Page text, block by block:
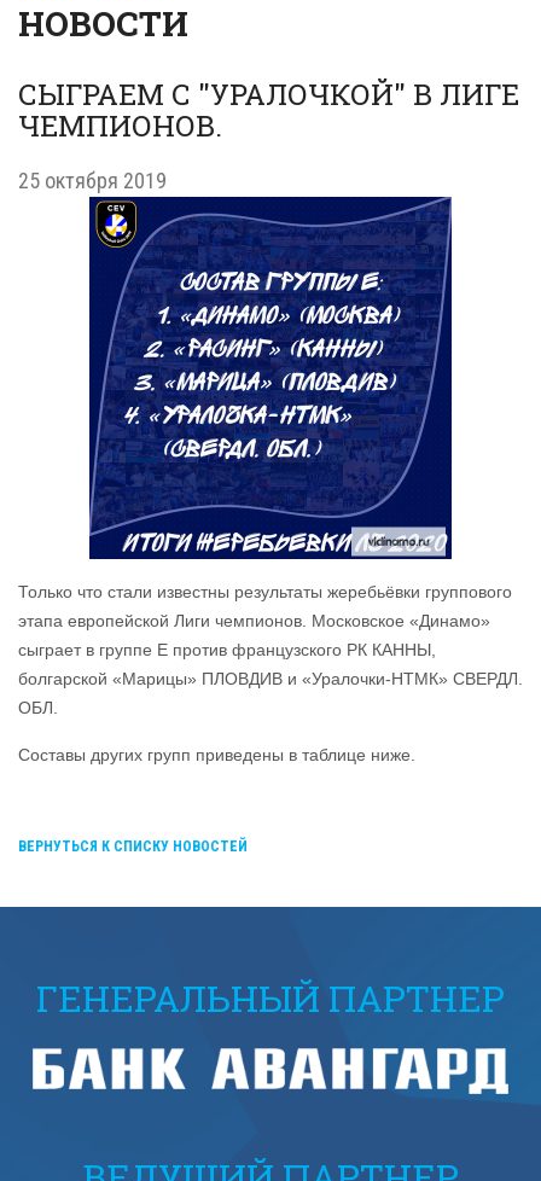
НОВОСТИ
СЫГРАЕМ С "УРАЛОЧКОЙ" В ЛИГЕ
ЧЕМПИОНОВ.
25 октября 2019
Только что стали известны результаты жеребьёвки группового
этапа европейской Лиги чемпионов. Московское «Динамо»
сыграет в группе Е против французского РК КАННЫ,
болгарской «Марицы» ПЛОВДИВ и «Уралочки-НТМК» СВЕРДЛ.
ОБЛ.
Составы других групп приведены в таблице ниже.
ВЕРНУТЬСЯ К СПИСКУ НОВОСТЕЙ
ГЕНЕРАЛЬНЫЙ ПАРТНЕР